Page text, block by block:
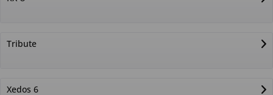
Tribute
Xedos 6